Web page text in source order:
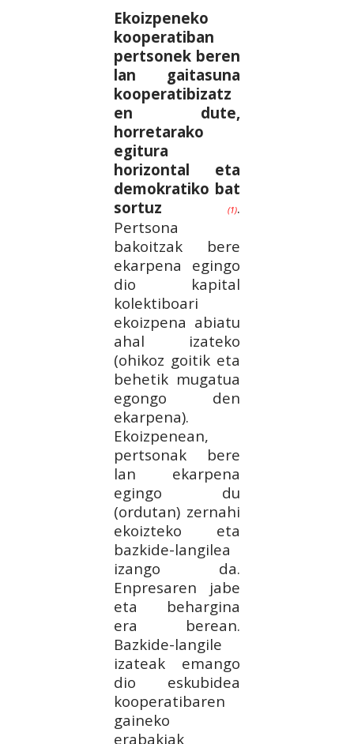
Ekoizpeneko
kooperatiban
pertsonek beren
lan gaitasuna
kooperatibizatz
en dute,
horretarako
egitura
horizontal eta
demokratiko bat
sortuz
(1).
Pertsona
bakoitzak bere
ekarpena egingo
dio kapital
kolektiboari
ekoizpena abiatu
ahal izateko
(ohikoz goitik eta
behetik mugatua
egongo den
ekarpena).
Ekoizpenean,
pertsonak bere
lan ekarpena
egingo du
(ordutan) zernahi
ekoizteko eta
bazkide-langilea
izango da.
Enpresaren jabe
eta behargina
era berean.
Bazkide-langile
izateak emango
dio eskubidea
kooperatibaren
gaineko
erabakiak